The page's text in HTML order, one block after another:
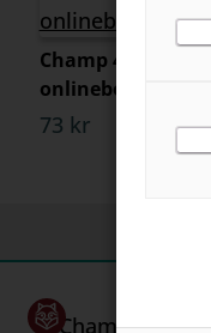
Champ 4 Textbook
onlinebok
73 kr